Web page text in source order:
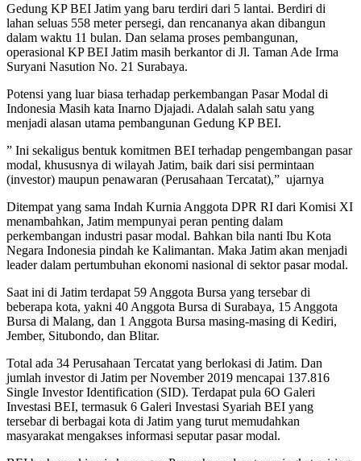
Gedung KP BEI Jatim yang baru terdiri dari 5 lantai. Berdiri di
lahan seluas 558 meter persegi, dan rencananya akan dibangun
dalam waktu 11 bulan. Dan selama proses pembangunan,
operasional KP BEI Jatim masih berkantor di Jl. Taman Ade Irma
Suryani Nasution No. 21 Surabaya.
Potensi yang luar biasa terhadap perkembangan Pasar Modal di
Indonesia Masih kata Inarno Djajadi. Adalah salah satu yang
menjadi alasan utama pembangunan Gedung KP BEI.
” Ini sekaligus bentuk komitmen BEI terhadap pengembangan pasar
modal, khususnya di wilayah Jatim, baik dari sisi permintaan
(investor) maupun penawaran (Perusahaan Tercatat),” ujarnya
Ditempat yang sama Indah Kurnia Anggota DPR RI dari Komisi XI
menambahkan, Jatim mempunyai peran penting dalam
perkembangan industri pasar modal. Bahkan bila nanti Ibu Kota
Negara Indonesia pindah ke Kalimantan. Maka Jatim akan menjadi
leader dalam pertumbuhan ekonomi nasional di sektor pasar modal.
Saat ini di Jatim terdapat 59 Anggota Bursa yang tersebar di
beberapa kota, yakni 40 Anggota Bursa di Surabaya, 15 Anggota
Bursa di Malang, dan 1 Anggota Bursa masing-masing di Kediri,
Jember, Situbondo, dan Blitar.
Total ada 34 Perusahaan Tercatat yang berlokasi di Jatim. Dan
jumlah investor di Jatim per November 2019 mencapai 137.816
Single Investor Identification (SID). Terdapat pula 6O Galeri
Investasi BEI, termasuk 6 Galeri Investasi Syariah BEI yang
tersebar di berbagai kota di Jatim yang turut memudahkan
masyarakat mengakses informasi seputar pasar modal.